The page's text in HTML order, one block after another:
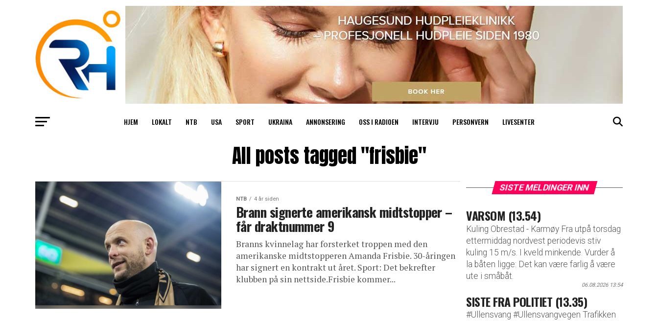
HJEM LOKALT NTB USA SPORT UKRAINA ANNONSERING OSS I RADIOEN INTERVJU PERSONVERN LIVESENTER
All posts tagged "frisbie"
NTB 4 år siden
Brann signerte amerikansk midtstopper –
får draktnummer 9
Branns kvinnelag har forsterket troppen med den
amerikanske midtstopperen Amanda Frisbie. 30-åringen
har signert en kontrakt ut året. Sport: Det bekrefter
klubben på sin nettside.Frisbie kommer...
SISTE MELDINGER INN
VARSOM (13.54)
Kuling Obrestad - Karmøy Fra utpå torsdag
ettermiddag nordvest periodevis stiv
kuling 15 m/s. I kveld minkende. Vurder å
la båten ligge: Det kan være farlig å være
ute i småbåt.
06.08.2026 13:54
SISTE FRA POLITIET (13.35)
#Ullensvang #Ullensvangvegen Trafikken